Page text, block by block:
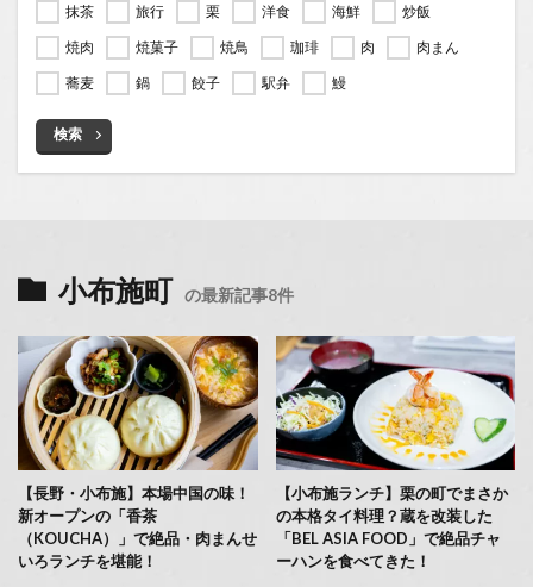
抹茶
旅行 栗 洋食 海鮮
炒飯
焼肉
焼菓子 焼鳥 珈琲 肉
肉まん
蕎麦
鍋 餃子 駅弁 鰻
検索
小布施町 の最新記事8件
【長野・小布施】本場中国の味！
新オープンの「香茶
（KOUCHA）」で絶品・肉まんせ
いろランチを堪能！
【小布施ランチ】栗の町でまさか
の本格タイ料理？蔵を改装した
「BEL ASIA FOOD」で絶品チャ
ーハンを食べてきた！